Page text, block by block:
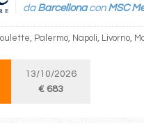
da Barcellonacon MSC
Palermo, Napoli, Livorno,
13/10/2026
€ 683